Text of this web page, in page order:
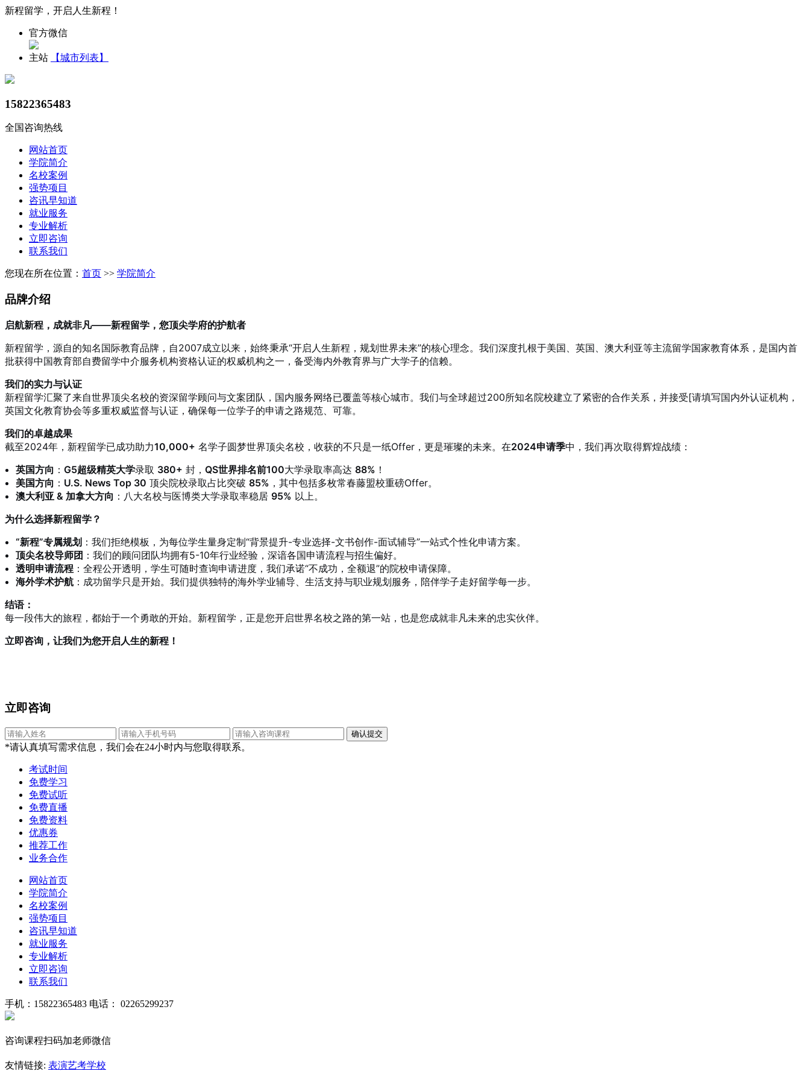
新程留学，开启人生新程！
官方微信
主站 【城市列表】
15822365483
全国咨询热线
网站首页
学院简介
名校案例
强势项目
咨讯早知道
就业服务
专业解析
立即咨询
联系我们
您现在所在位置： 首页 >> 学院简介
品牌介绍
启航新程，成就非凡——新程留学，您顶尖学府的护航者
新程留学，源自的知名国际教育品牌，自2007成立以来，始终秉承“开启人生新程，规划世界未来”的核心理念。我们深度扎根于美国、英国、澳大利亚等主流留学国家教育体系，是国内首
批获得中国教育部自费留学中介服务机构资格认证的权威机构之一，备受海内外教育界与广大学子的信赖。
我们的实力与认证
新程留学汇聚了来自世界顶尖名校的资深留学顾问与文案团队，国内服务网络已覆盖等核心城市。我们与全球超过200所知名院校建立了紧密的合作关系，并接受[请填写国内外认证机构，
英国文化教育协会等多重权威监督与认证，确保每一位学子的申请之路规范、可靠。
我们的卓越成果
截至2024年，新程留学已成功助力10,000+ 名学子圆梦世界顶尖名校，收获的不只是一纸Offer，更是璀璨的未来。在2024申请季中，我们再次取得辉煌战绩：
英国方向 ： G5超级精英大学录取 380+ 封， QS世界排名前100大学录取率高达 88% ！
美国方向 ： U.S. News Top 30 顶尖院校录取占比突破 85% ，其中包括多枚常春藤盟校重磅Offer。
澳大利亚 & 加拿大方向 ：八大名校与医博类大学录取率稳居 95% 以上。
为什么选择新程留学？
“新程”专属规划 ：我们拒绝模板，为每位学生量身定制“背景提升-专业选择-文书创作-面试辅导”一站式个性化申请方案。
顶尖名校导师团 ：我们的顾问团队均拥有5-10年行业经验，深谙各国申请流程与招生偏好。
透明申请流程 ：全程公开透明，学生可随时查询申请进度，我们承诺“不成功，全额退”的院校申请保障。
海外学术护航 ：成功留学只是开始。我们提供独特的海外学业辅导、生活支持与职业规划服务，陪伴学子走好留学每一步。
结语：
每一段伟大的旅程，都始于一个勇敢的开始。新程留学，正是您开启世界名校之路的第一站，也是您成就非凡未来的忠实伙伴。
立即咨询，让我们为您开启人生的新程！
立即咨询
*请认真填写需求信息，我们会在24小时内与您取得联系。
考试时间
免费学习
免费试听
免费直播
免费资料
优惠券
推荐工作
业务合作
网站首页
学院简介
名校案例
强势项目
咨讯早知道
就业服务
专业解析
立即咨询
联系我们
手机：15822365483 电话： 02265299237
咨询课程扫码加老师微信
友情链接: 表演艺考学校